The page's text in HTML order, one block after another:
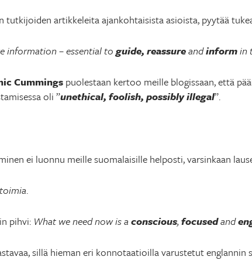
tutkijoiden artikkeleita ajankohtaisista asioista, pyytää
information – essential toguide, reassureandinformin
Cummings puolestaan kertoo meille blogissaan, että
oli ”unethical, foolish, possibly illegal”.
ei luonnu meille suomalaisille helposti, varsinkaan
.
pihvi: What we need now is a conscious,focusedand
sillä hieman eri konnotaatioilla varustetut englannin